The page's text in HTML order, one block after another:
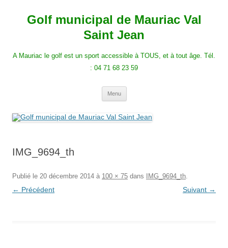
Golf municipal de Mauriac Val
Saint Jean
A Mauriac le golf est un sport accessible à TOUS, et à tout âge. Tél.
: 04 71 68 23 59
Menu
IMG_9694_th
Publié le 20 décembre 2014 à 100 × 75 dans IMG_9694_th.
← Précédent Suivant →